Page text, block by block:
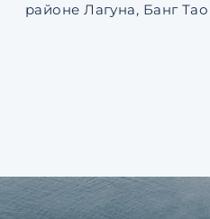
районе Лагуна, Банг